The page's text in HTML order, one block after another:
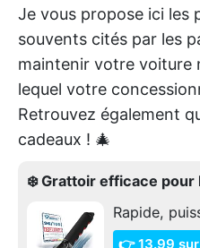
Je vous propose ici les
souvents cités par les
maintenir votre voiture
lequel votre
Retrouvez également
cadeaux ! 🎄
❄️ Grattoir efficace pour
Rapide,
👉 13.99